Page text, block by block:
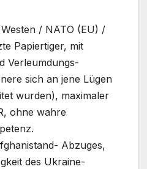
/ NATO (EU) /
Papiertiger, mit
Verleumdungs-
sich an jene Lügen
wurden), maximaler
ohne wahre
Abzuges,
des Ukraine-